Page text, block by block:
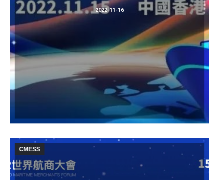
2022-11-16
CMESS